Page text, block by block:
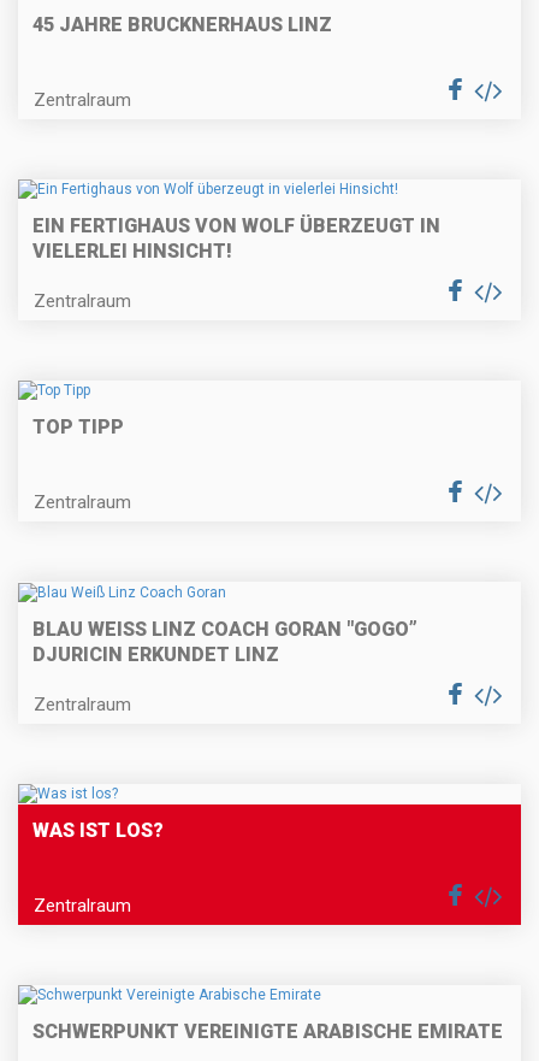
45 JAHRE BRUCKNERHAUS LINZ
Zentralraum
EIN FERTIGHAUS VON WOLF ÜBERZEUGT IN
VIELERLEI HINSICHT!
Zentralraum
TOP TIPP
Zentralraum
BLAU WEISS LINZ COACH GORAN "GOGO” D
JURICIN ERKUNDET LINZ
Zentralraum
WAS IST LOS?
Zentralraum
SCHWERPUNKT VEREINIGTE ARABISCHE EMIRATE